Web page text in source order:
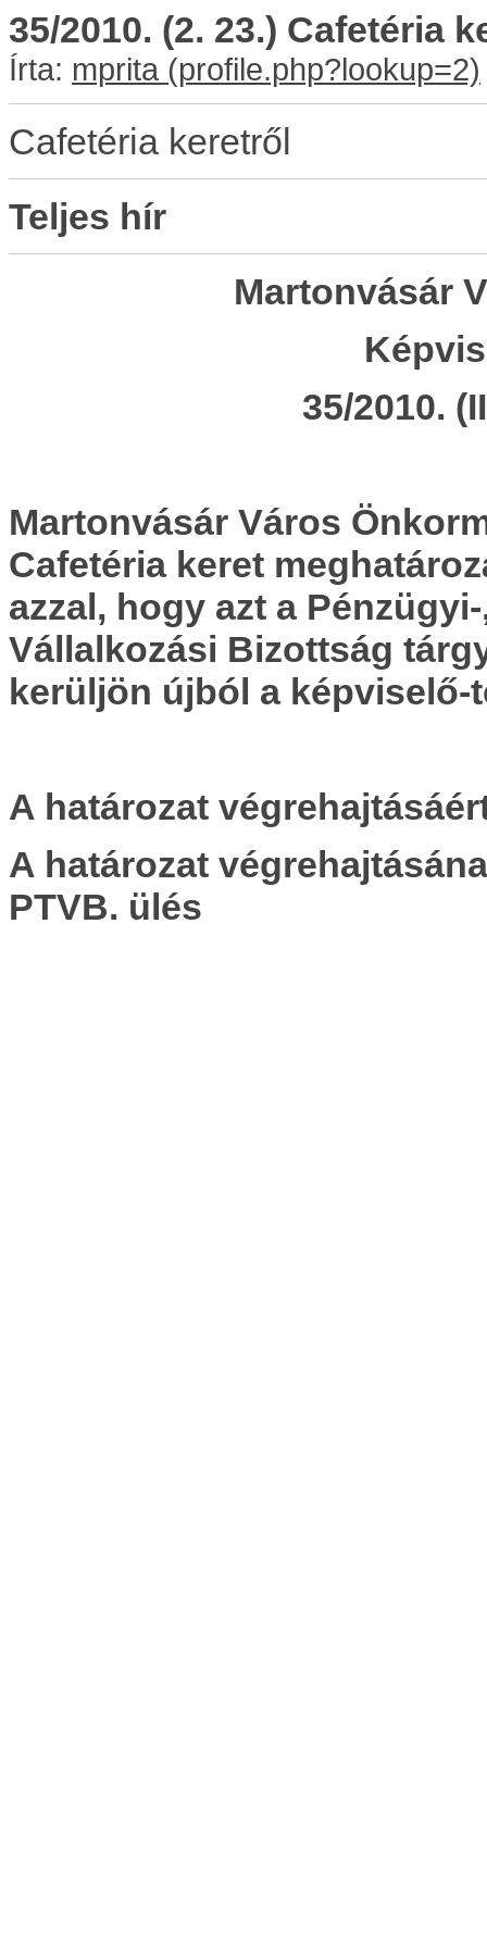
35/2010. (2. 23.) Cafetéria
Írta: mprita
Cafetéria keretről
Teljes hír
Martonvásár
35/2010.
Martonvásár Város
Cafetéria keret
azzal, hogy azt a
Vállalkozási Bizottság
kerüljön újból a képviselő-
A határozat
A határozat
PTVB. ülés